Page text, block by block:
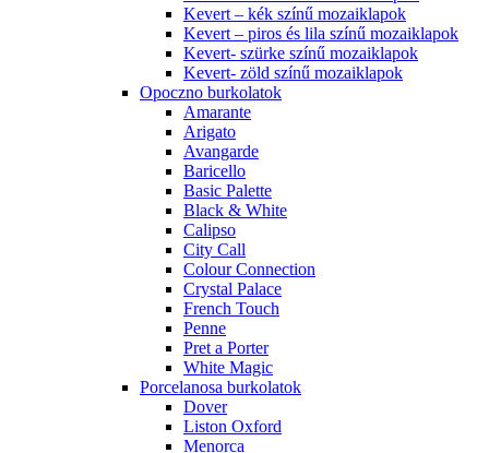
Kevert – kék színű mozaiklapok
Kevert – piros és lila színű mozaiklapok
Kevert- szürke színű mozaiklapok
Kevert- zöld színű mozaiklapok
Opoczno burkolatok
Amarante
Arigato
Avangarde
Baricello
Basic Palette
Black & White
Calipso
City Call
Colour Connection
Crystal Palace
French Touch
Penne
Pret a Porter
White Magic
Porcelanosa burkolatok
Dover
Liston Oxford
Menorca